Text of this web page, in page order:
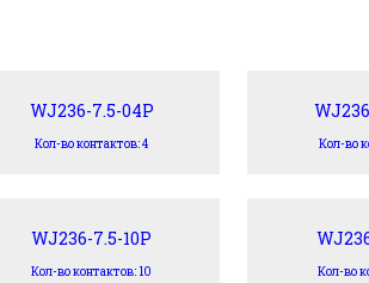
WJ236-7.5-04P
Кол-во контактов: 4 Кол-во
WJ236-7.5-10P
Кол-во контактов: 10 Кол-во